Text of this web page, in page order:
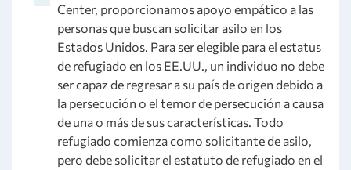
Center, proporcionamos apoyo empático a las
personas que buscan solicitar asilo en los
Estados Unidos. Para ser elegible para el estatus
de refugiado en los EE.UU., un individuo no debe
ser capaz de regresar a su país de origen debido a
la persecución o el temor de persecución a causa
de una o más de sus características. Todo
refugiado comienza como solicitante de asilo,
pero debe solicitar el estatuto de refugiado en el